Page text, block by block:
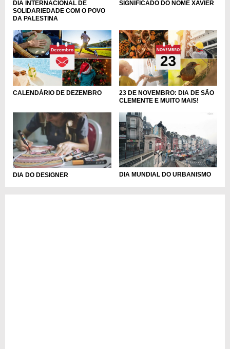
DIA INTERNACIONAL DE
SOLIDARIEDADE COM O POVO
DA PALESTINA
SIGNIFICADO DO NOME XAVIER
CALENDÁRIO DE DEZEMBRO
23 DE NOVEMBRO: DIA DE SÃO
CLEMENTE E MUITO MAIS!
DIA DO DESIGNER DIA MUNDIAL DO URBANISMO